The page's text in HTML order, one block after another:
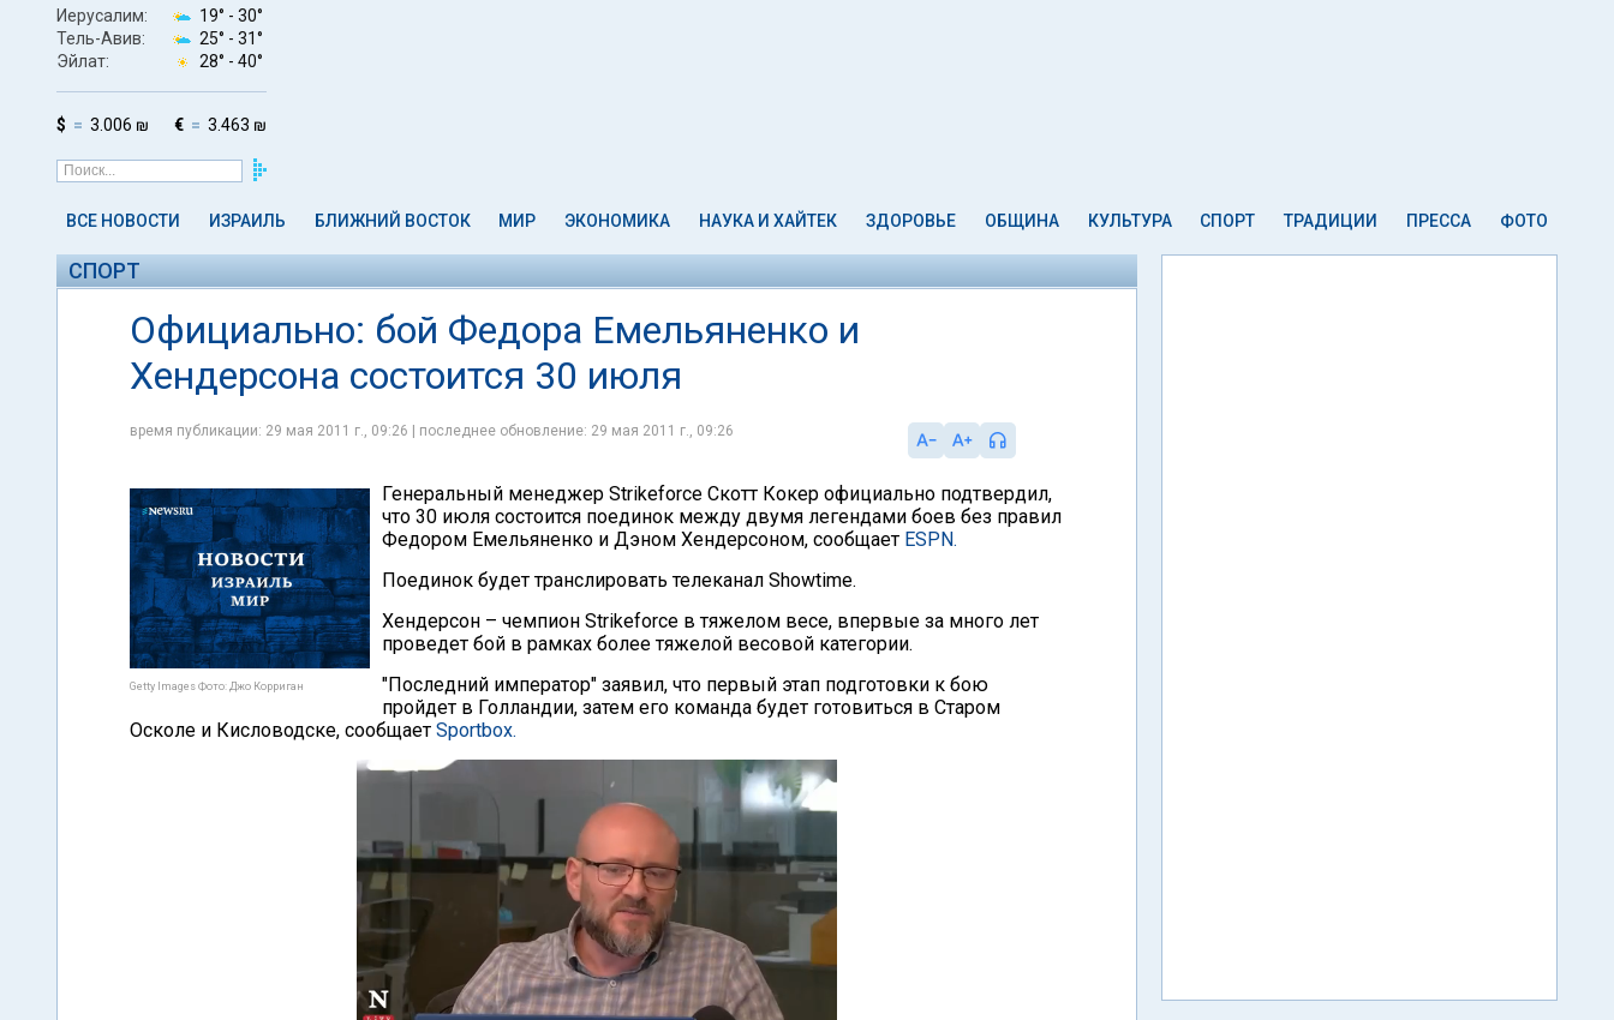
Иерусалим: 19° - 30°
Тель-Авив:
25° - 31°
Эйлат:
28° - 40°
$ 3.006 ₪ € 3.463 ₪
ВСЕ НОВОСТИ ИЗРАИЛЬ БЛИЖНИЙ ВОСТОК МИР ЭКОНОМИКА НАУКА И ХАЙТЕК ЗДОРОВЬЕ ОБЩИНА КУЛЬТУРА СПОРТ ТРАДИЦИИ ПРЕССА ФОТО
СПОРТ
Официально: бой Федора Емельяненко и
Хендерсона состоится 30 июля
время публикации: 29 мая 2011 г., 09:26 | последнее обновление: 29 мая 2011 г., 09:26
Getty Images Фото: Джо Корриган
Генеральный менеджер Strikeforce Скотт Кокер официально подтвердил,
что 30 июля состоится поединок между двумя легендами боев без правил
Федором Емельяненко и Дэном Хендерсоном, сообщает ESPN.
Поединок будет транслировать телеканал Showtime.
Хендерсон – чемпион Strikeforce в тяжелом весе, впервые за много лет
проведет бой в рамках более тяжелой весовой категории.
"Последний император" заявил, что первый этап подготовки к бою
пройдет в Голландии, затем его команда будет готовиться в Старом
Осколе и Кисловодске, сообщает Sportbox.